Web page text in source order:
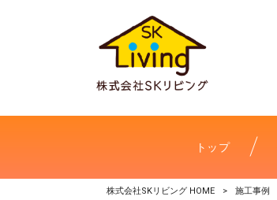
トップ
株式会社SKリビング HOME > 施工事例